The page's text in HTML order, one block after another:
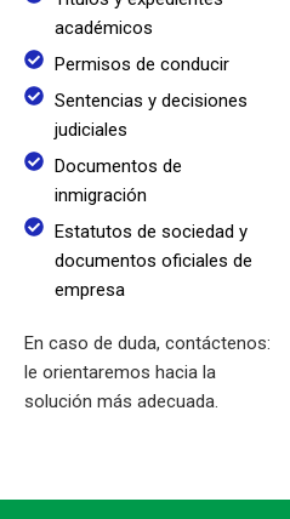
académicos
Permisos de conducir
Sentencias y decisiones
judiciales
Documentos de
inmigración
Estatutos de sociedad y
documentos oficiales de
empresa
En caso de duda, contáctenos:
le orientaremos hacia la
solución más adecuada.